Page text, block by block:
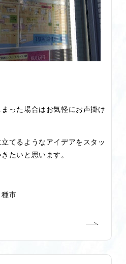
った場合はお気軽にお声掛け
てるようなアイデアをスタッ
たいと思います。
市